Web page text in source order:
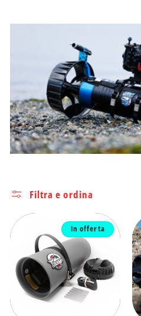
e
z
i
o
n
e
:
Filtra e ordina
In offerta